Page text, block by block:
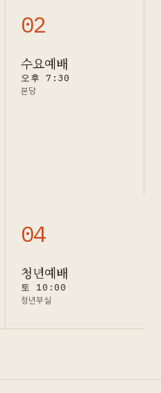
02
수요예배
오후 7:30
본당
04
청년예배
토 10:00
청년부실